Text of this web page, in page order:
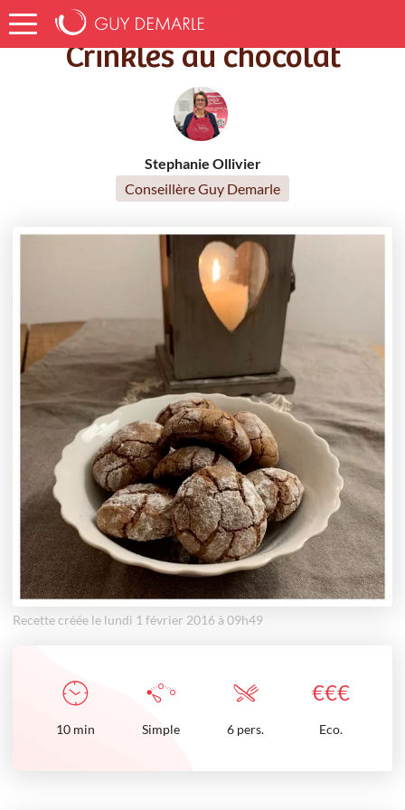
Accueil Recettes Crinkles au chocolat
Crinkles au chocolat
Stephanie Ollivier
Conseillère Guy Demarle
Recette créée le lundi 1 février 2016 à 09h49
€€€
10 min Simple 6 pers. Eco.